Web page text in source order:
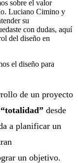
sobre el valor
Luciano Cimino y
su
con dudas, aquí
del diseño en
de un proyecto
“totalidad” desde
a planificar un
un objetivo.